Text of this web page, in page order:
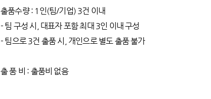
출품수량 : 1인(팀/기업) 3건 이내
- 팀 구성 시, 대표자 포함 최대 3인 이내 구성
- 팀으로 3건 출품 시, 개인으로 별도 출품 불가
출 품 비 : 출품비 없음